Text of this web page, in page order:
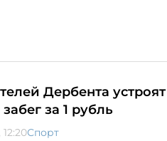
Дербента устроят
за 1 рубль
Спорт